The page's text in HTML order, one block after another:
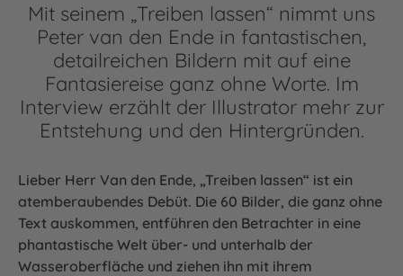
Mit seinem „Treiben lassen“ nimmt uns
Peter van den Ende in fantastischen,
detailreichen Bildern mit auf eine
Fantasiereise ganz ohne Worte. Im
Interview erzählt der Illustrator mehr zur
Entstehung und den Hintergründen.
Lieber Herr Van den Ende, „Treiben lassen“ ist ein
atemberaubendes Debüt. Die 60 Bilder, die ganz ohne
Text auskommen, entführen den Betrachter in eine
phantastische Welt über- und unterhalb der
Wasseroberfläche und ziehen ihn mit ihrem